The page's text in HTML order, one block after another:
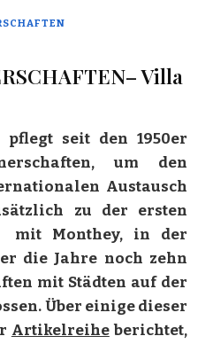
Villa
pflegt seit den 1950er
um den
Austausch
zu der ersten
mit Monthey, in der
die Jahre noch zehn
mit Städten auf der
Über einige dieser
Artikelreiheberichtet,